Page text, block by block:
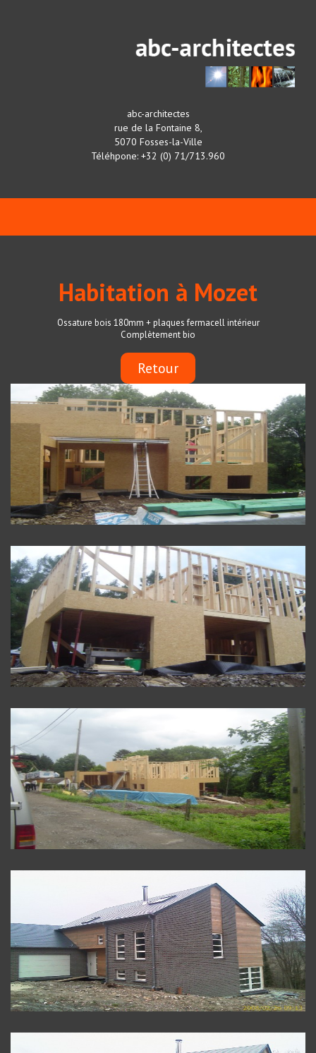
abc-architectes
rue de la Fontaine 8,
5070 Fosses-la-Ville
Téléhpone: +32 (0) 71/713.960
Habitation à Mozet
Ossature bois 180mm + plaques fermacell intérieur
Complètement bio
Retour